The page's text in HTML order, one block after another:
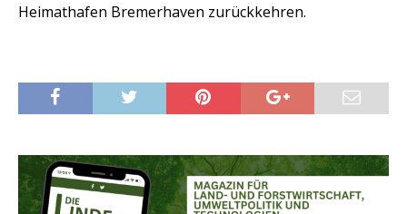
Heimathafen Bremerhaven zurückkehren.